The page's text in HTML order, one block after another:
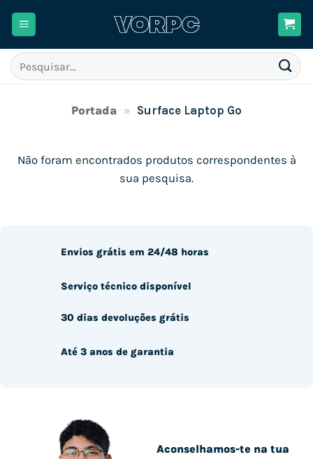
Pesquisar
por:
Portada » Surface Laptop Go
Não foram encontrados produtos correspondentes à
sua pesquisa.
Aconselhamos-te na tua
Envios grátis em 24/48 horas
Serviço técnico disponível
30 dias devoluções grátis
Até 3 anos de garantia